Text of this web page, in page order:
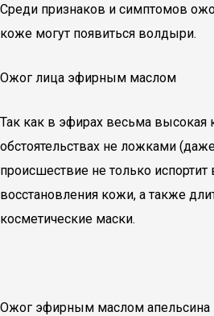
Среди признаков и симптомов
коже могут появиться волдыри.
Ожог лица эфирным маслом
Так как в эфирах весьма высокая
обстоятельствах не ложками
происшествие не только
восстановления кожи, а также
косметические маски.
Ожог эфирным маслом апельсина